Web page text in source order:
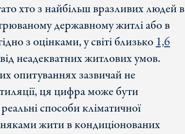
хто з найбільш вразливих людей в
державному житлі або в
з оцінками, у світі близько1,6
неадекватних житлових умов.
опитуваннях зазвичай не
ця цифра може бути
способи кліматичної
жити в кондиціонованих